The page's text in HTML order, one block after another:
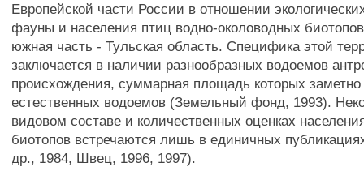
Европейской части России в отношении
фауны и населения птиц водно-околоводных
южная часть - Тульская область. Специфика этой
заключается в наличии разнообразных водоемов
происхождения, суммарная площадь которых
естественных водоемов (Земельный фонд, 1993).
видовом составе и количественных оценках
биотопов встречаются лишь в единичных
др., 1984, Швец, 1996, 1997).